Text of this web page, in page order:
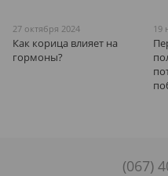
27 октября 2024
Как корица влияет на
гормоны?
19
(067)